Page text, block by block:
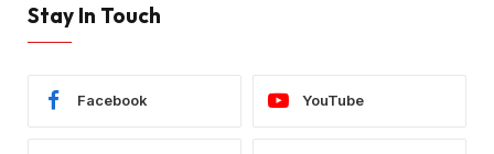
Stay In Touch
Facebook YouTube